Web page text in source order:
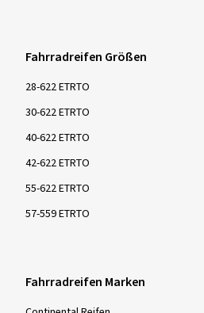
Fahrradreifen Größen
28-622 ETRTO
30-622 ETRTO
40-622 ETRTO
42-622 ETRTO
55-622 ETRTO
57-559 ETRTO
Fahrradreifen Marken